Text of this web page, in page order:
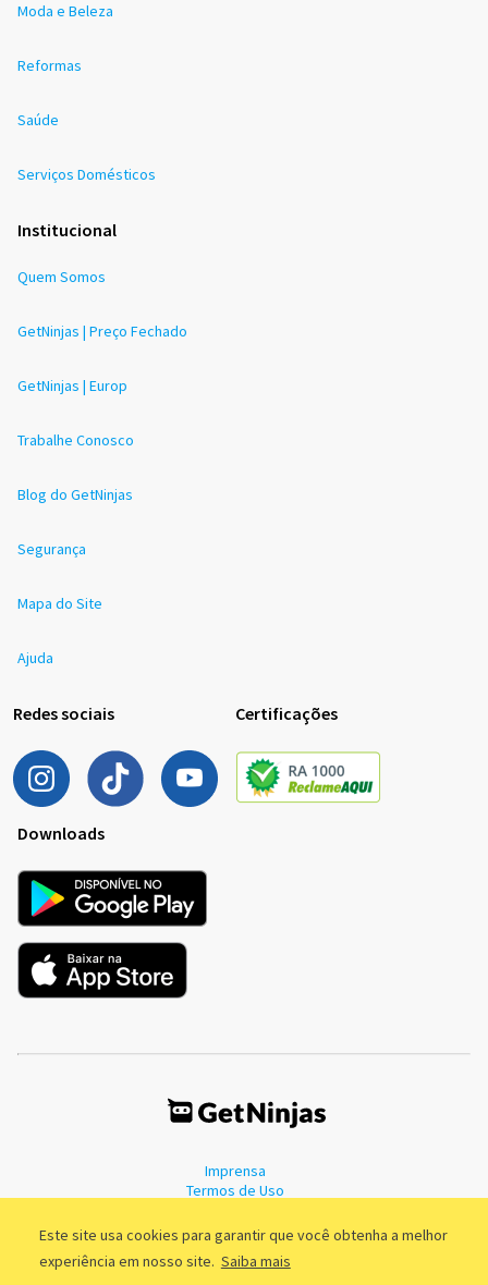
Este site usa cookies para garantir que você obtenha a melhor
experiência em nosso site. Saiba mais
Moda e Beleza
Reformas
Saúde
Serviços Domésticos
Institucional
Quem Somos
GetNinjas | Preço Fechado
GetNinjas | Europ
Trabalhe Conosco
Blog do GetNinjas
Segurança
Mapa do Site
Ajuda
Redes sociais Certificações
Downloads
Imprensa
Termos de Uso